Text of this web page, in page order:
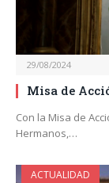
29/08/2024
Misa de
Con la Misa de
Hermanos,…
ACTUALIDAD